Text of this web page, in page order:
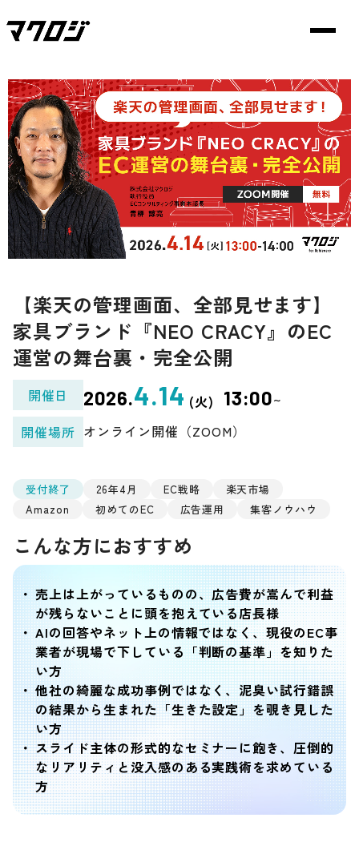
【楽天の管理画面、全部見せます】
家具ブランド『NEO CRACY』のEC
運営の舞台裏・完全公開
開催日 2026.4.14 (火) 13:00~
開催場所 オンライン開催（ZOOM）
受付終了 26年4月 EC戦略
楽天市場
Amazon
初めてのEC 広告運用 集客ノウハウ
こんな方におすすめ
売上は上がっているものの、広告費が嵩んで利益
が残らないことに頭を抱えている店長様
AIの回答やネット上の情報ではなく、現役のEC事
業者が現場で下している「判断の基準」を知りた
い方
他社の綺麗な成功事例ではなく、泥臭い試行錯誤
の結果から生まれた「生きた設定」を覗き見した
い方
スライド主体の形式的なセミナーに飽き、圧倒的
なリアリティと没入感のある実践術を求めている
方